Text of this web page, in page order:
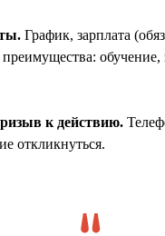
График, зарплата
обучение,
к действию.
откликнуться.